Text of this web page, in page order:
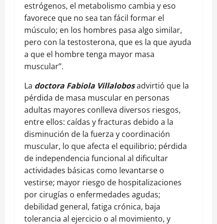
estrógenos, el metabolismo cambia y eso
favorece que no sea tan fácil formar el
músculo; en los hombres pasa algo similar,
pero con la testosterona, que es la que ayuda
a que el hombre tenga mayor masa
muscular”.
La doctora Fabiola Villalobosadvirtió que la
pérdida de masa muscular en personas
adultas mayores conlleva diversos riesgos,
entre ellos: caídas y fracturas debido a la
disminución de la fuerza y coordinación
muscular, lo que afecta el equilibrio; pérdida
de independencia funcional al dificultar
actividades básicas como levantarse o
vestirse; mayor riesgo de hospitalizaciones
por cirugías o enfermedades agudas;
debilidad general, fatiga crónica, baja
tolerancia al ejercicio o al movimiento, y